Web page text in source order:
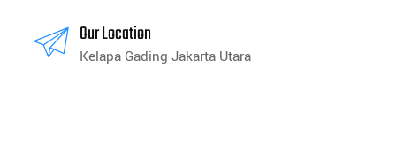
Our Location
Kelapa Gading Jakarta Utara